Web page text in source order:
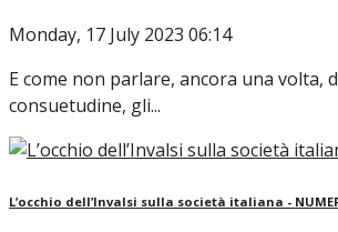
Monday, 17 July 2023 06:14
E come non parlare, ancora una volta,
consuetudine, gli...
L’occhio dell’Invalsi sulla società italiana -